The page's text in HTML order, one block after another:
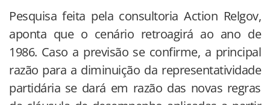
Pesquisa feita pela consultoria Action Relgov,
aponta que o cenário retroagirá ao ano de
1986. Caso a previsão se confirme, a principal
razão para a diminuição da representatividade
partidária se dará em razão das novas regras